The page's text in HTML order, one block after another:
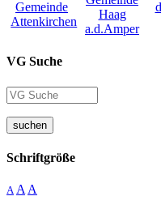
VG Suche
suchen
Schriftgröße
A A A